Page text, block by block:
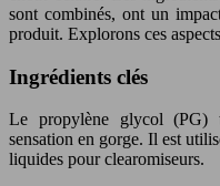
sont combinés, ont un
produit. Explorons ces
Ingrédients clés
Le propylène glycol (PG)
sensation en gorge. Il est
liquides pour clearomiseurs.